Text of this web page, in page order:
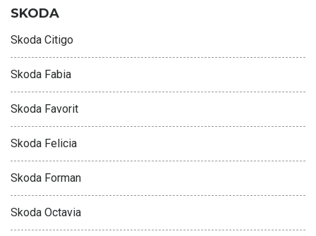
SKODA
Skoda Citigo
Skoda Fabia
Skoda Favorit
Skoda Felicia
Skoda Forman
Skoda Octavia